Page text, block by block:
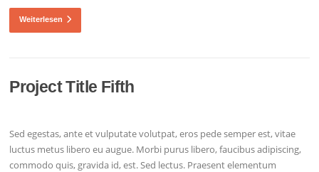
Weiterlesen
Project Title Fifth
Sed egestas, ante et vulputate volutpat, eros pede semper est, vitae
luctus metus libero eu augue. Morbi purus libero, faucibus adipiscing,
commodo quis, gravida id, est. Sed lectus. Praesent elementum